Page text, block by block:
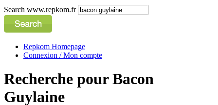
Search www.repkom.fr
Repkom Homepage
Connexion / Mon compte
Recherche pour Bacon
Guylaine